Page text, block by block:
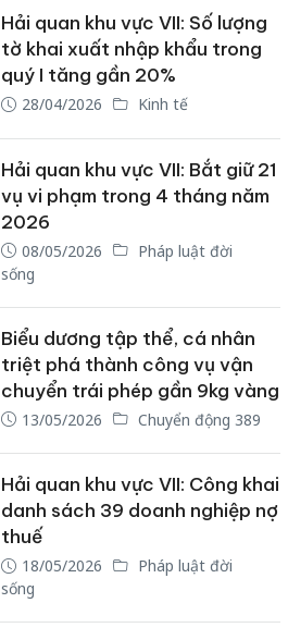
Hải quan khu vực VII: Số lượng
tờ khai xuất nhập khẩu trong
quý I tăng gần 20%
28/04/2026 Kinh tế
Hải quan khu vực VII: Bắt giữ 21
vụ vi phạm trong 4 tháng năm
2026
08/05/2026
Pháp luật đời
sống
Biểu dương tập thể, cá nhân
triệt phá thành công vụ vận
chuyển trái phép gần 9kg vàng
13/05/2026 Chuyển động 389
Hải quan khu vực VII: Công khai
danh sách 39 doanh nghiệp nợ
thuế
18/05/2026
Pháp luật đời
sống